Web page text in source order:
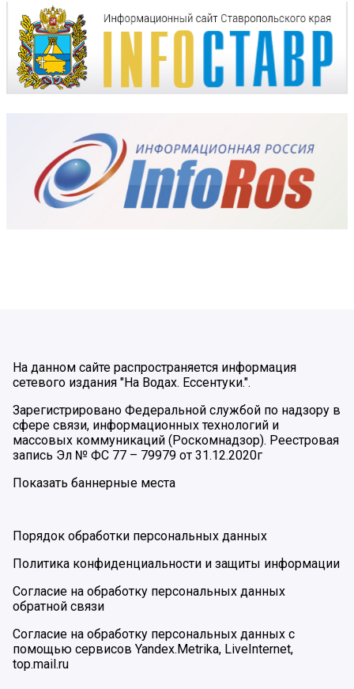
На данном сайте распространяется информация
сетевого издания "На Водах. Ессентуки.".
Зарегистрировано Федеральной службой по надзору в
сфере связи, информационных технологий и
массовых коммуникаций (Роскомнадзор). Реестровая
запись Эл № ФС 77 – 79979 от 31.12.2020г
Показать баннерные места
Порядок обработки персональных данных
Политика конфиденциальности и защиты информации
Согласие на обработку персональных данных
обратной связи
Согласие на обработку персональных данных с
помощью сервисов Yandex.Metrika, LiveInternet,
top.mail.ru